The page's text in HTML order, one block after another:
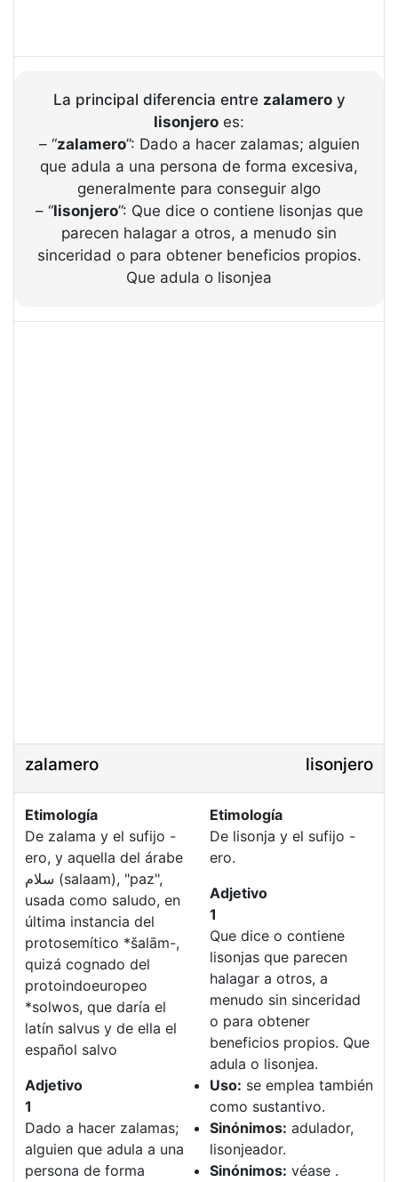
La principal diferencia entre zalameroy
lisonjero es:
– “zalamero”: Dado a hacer zalamas; alguien
que adula a una persona de forma excesiva,
generalmente para conseguir algo
– “lisonjero”: Que dice o contiene lisonjas que
parecen halagar a otros, a menudo sin
sinceridad o para obtener beneficios propios.
Que adula o lisonjea
zalamero lisonjero
Etimología
De zalama y el sufijo -
ero, y aquella del árabe
سلام (salaam), "paz",
usada como saludo, en
última instancia del
protosemítico *šalām-,
quizá cognado del
protoindoeuropeo
*solwos, que daría el
latín salvus y de ella el
español salvo
Adjetivo
1
Dado a hacer zalamas;
alguien que adula a una
persona de forma
Etimología
De lisonja y el sufijo -
ero.
Adjetivo
1
Que dice o contiene
lisonjas que parecen
halagar a otros, a
menudo sin sinceridad
o para obtener
beneficios propios. Que
adula o lisonjea.
Uso: se emplea también
como sustantivo.
Sinónimos: adulador,
lisonjeador.
Sinónimos: véase .